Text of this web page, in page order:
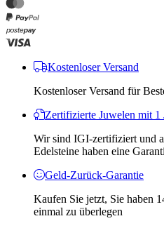
Kostenloser Versand
Kostenloser Versand für
Zertifizierte Juwelen mit 1
Wir sind IGI-zertifiziert und
Edelsteine ​​haben eine
Geld-Zurück-Garantie
Kaufen Sie jetzt, Sie haben
einmal zu überlegen